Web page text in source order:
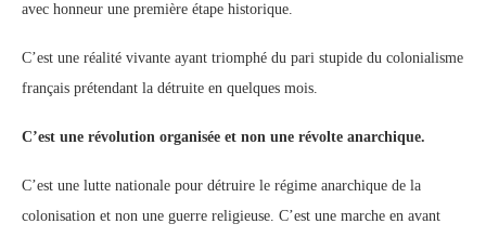
avec honneur une première étape historique.
C’est une réalité vivante ayant triomphé du pari stupide du colonialisme
français prétendant la détruite en quelques mois.
C’est une révolution organisée et non une révolte anarchique.
C’est une lutte nationale pour détruire le régime anarchique de la
colonisation et non une guerre religieuse. C’est une marche en avant